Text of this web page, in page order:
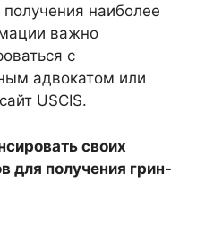
наиболее
важно
с
адвокатом или
USCIS.
своих
для получения грин-